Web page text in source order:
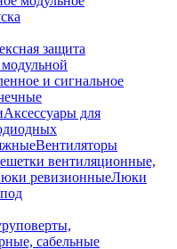
защита
и сигнальное
Аксессуары для
Вентиляторы
вентиляционные,
ревизионныеЛюки
сабельные